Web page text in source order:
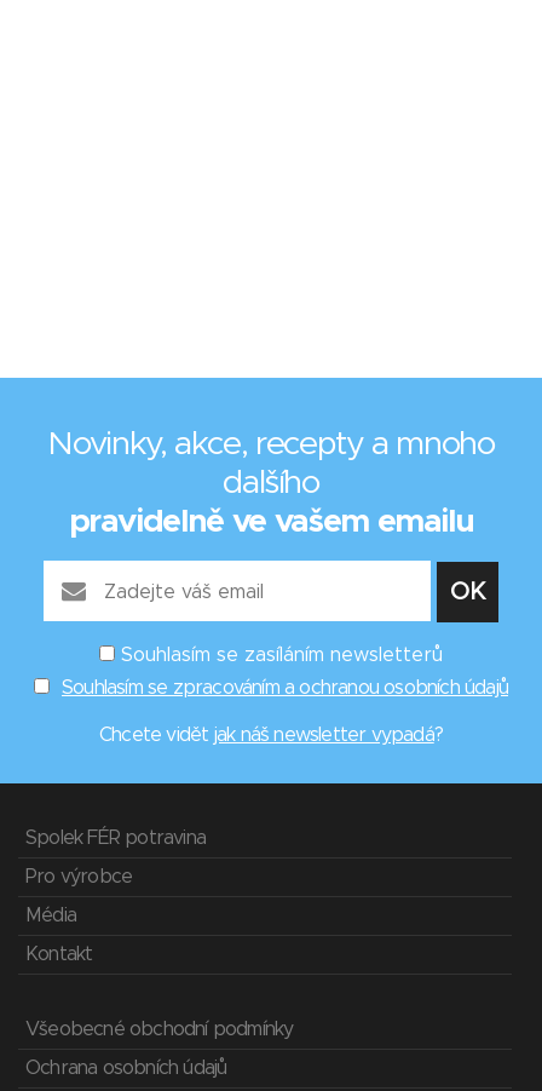
Novinky, akce, recepty a mnoho
dalšího
pravidelně ve vašem emailu
Souhlasím se zasíláním newsletterů
Souhlasím se zpracováním a ochranou osobních údajů
Chcete vidět jak náš newsletter vypadá?
Spolek FÉR potravina
Pro výrobce
Média
Kontakt
Všeobecné obchodní podmínky
Ochrana osobních údajů